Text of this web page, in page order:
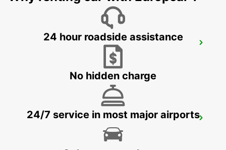
HOBART AIRPORT
CAMBRIDGE - AUSTRALIA
24 hour roadside assistance
No hidden charge
24/7 service in most major airports